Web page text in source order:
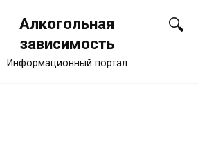
Алкогольная
зависимость
Информационный портал